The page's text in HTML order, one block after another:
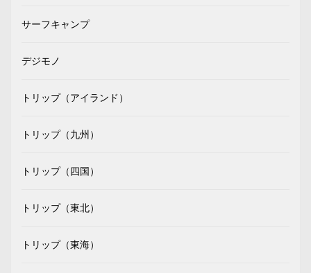
サーフキャンプ
デジモノ
トリップ（アイランド）
トリップ（九州）
トリップ（四国）
トリップ（東北）
トリップ（東海）